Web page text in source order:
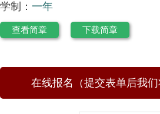
学制： 一年
查看简章 下载简章
在线报名（提交表单后我们